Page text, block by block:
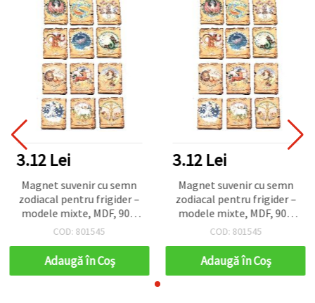
3.12 Lei
Magnet suvenir cu semn
zodiacal pentru frigider –
modele mixte, MDF, 90 x
65 mm, cadou
COD: 801545
Adaugă în Coş
3.12 Lei
Magnet suvenir cu semn
zodiacal pentru frigider –
modele mixte, MDF, 90 x
65 mm, cadou
COD: 801545
Adaugă în Coş